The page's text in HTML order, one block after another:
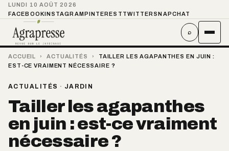
LUNDI 10 AOÛT 2026
FACEBOOKINSTAGRAMPINTEREST TWITTER SNAPCHAT
⌕
ACCUEIL › ACTUALITÉS ›
TAILLER LES AGAPANTHES EN JUIN :
EST-CE VRAIMENT NÉCESSAIRE ?
ACTUALITÉS · JARDIN
Tailler les agapanthes
en juin : est-ce vraiment
nécessaire ?